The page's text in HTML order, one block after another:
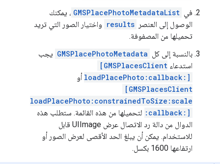
في GMSPlacePhotoMetadataList ، يمكنك
الوصول إلى العنصر results واختيار الصور التي تريد
تحميلها من المصفوفة.
بالنسبة إلى كل GMSPlacePhotoMetadata يجب
استدعاء [GMSPlacesClient
loadPlacePhoto:callback:] أو
[GMSPlacesClient
loadPlacePhoto:constrainedToSize:scale
:callback:] لتحميلها من هذه القائمة. ستطلب هذه
الدوال من دالة رد الاتصال عرض UIImage قابل
للاستخدام. يمكن أن يبلغ الحد الأقصى لعرض الصور أو
ارتفاعها 1600 بكسل.